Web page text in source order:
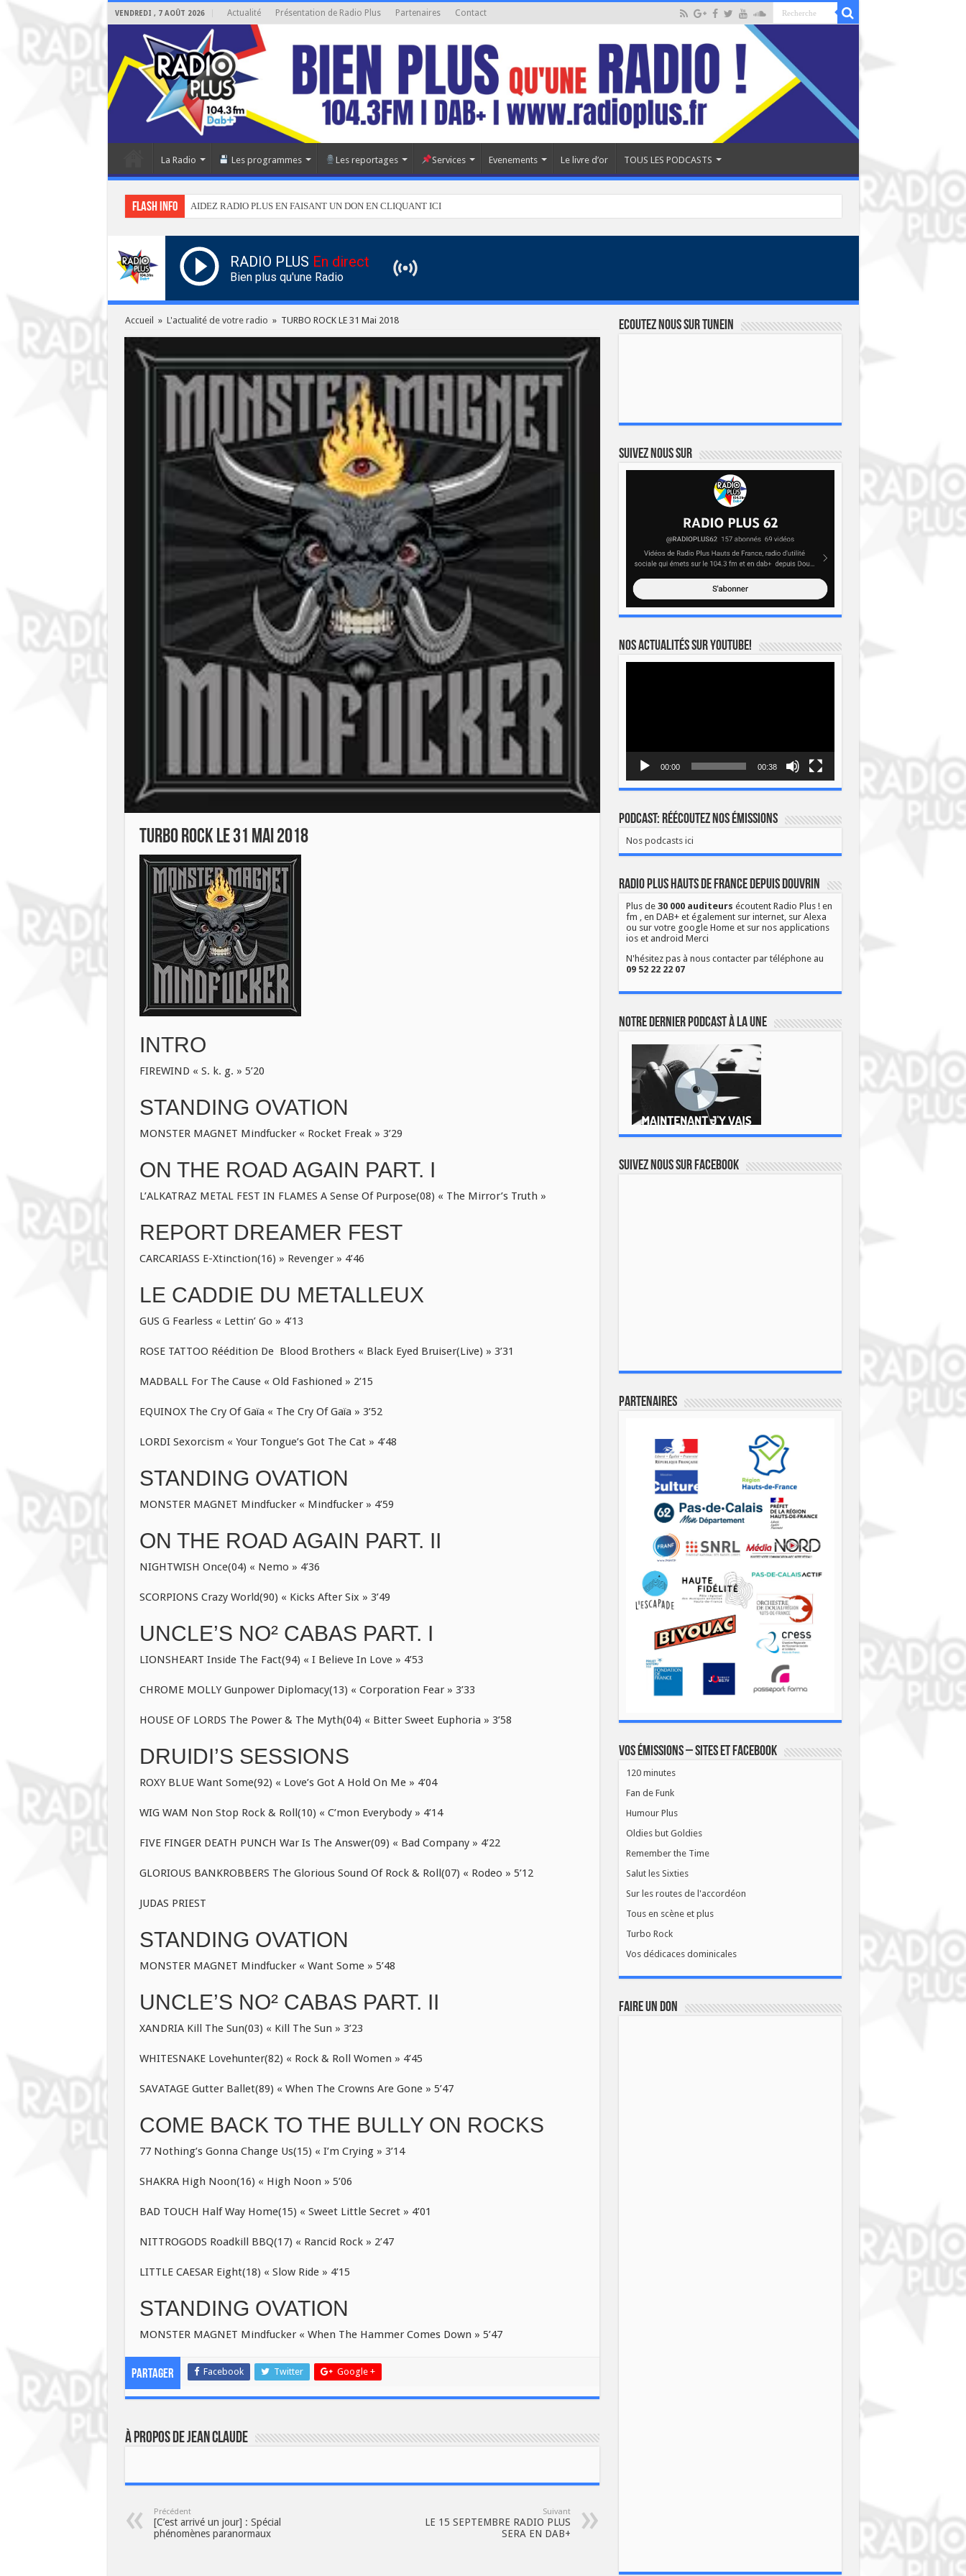
VENDREDI , 7 AOÛT 2026 Actualité Présentation de Radio Plus Partenaires Contact
La Radio Les programmes Les reportages Services Evenements Le livre d’or TOUS LES PODCASTS
Flash info AIDEZ RADIO PLUS EN FAISANT UN DON EN CLIQUANT ICI
RADIO PLUS En direct
Bien plus qu'une Radio
Accueil » L'actualité de votre radio » TURBO ROCK LE 31 Mai 2018
TURBO ROCK LE 31 Mai 2018
INTRO
FIREWIND « S. k. g. » 5’20
STANDING OVATION
MONSTER MAGNET Mindfucker « Rocket Freak » 3’29
ON THE ROAD AGAIN PART. I
L’ALKATRAZ METAL FEST IN FLAMES A Sense Of Purpose(08) « The Mirror’s Truth »
REPORT DREAMER FEST
CARCARIASS E-Xtinction(16) » Revenger » 4’46
LE CADDIE DU METALLEUX
GUS G Fearless « Lettin’ Go » 4’13
ROSE TATTOO Réédition De Blood Brothers « Black Eyed Bruiser(Live) » 3’31
MADBALL For The Cause « Old Fashioned » 2’15
EQUINOX The Cry Of Gaïa « The Cry Of Gaïa » 3’52
LORDI Sexorcism « Your Tongue’s Got The Cat » 4’48
STANDING OVATION
MONSTER MAGNET Mindfucker « Mindfucker » 4’59
ON THE ROAD AGAIN PART. II
NIGHTWISH Once(04) « Nemo » 4’36
SCORPIONS Crazy World(90) « Kicks After Six » 3’49
UNCLE’S NO² CABAS PART. I
LIONSHEART Inside The Fact(94) « I Believe In Love » 4’53
CHROME MOLLY Gunpower Diplomacy(13) « Corporation Fear » 3’33
HOUSE OF LORDS The Power & The Myth(04) « Bitter Sweet Euphoria » 3’58
DRUIDI’S SESSIONS
ROXY BLUE Want Some(92) « Love’s Got A Hold On Me » 4’04
WIG WAM Non Stop Rock & Roll(10) « C’mon Everybody » 4’14
FIVE FINGER DEATH PUNCH War Is The Answer(09) « Bad Company » 4’22
GLORIOUS BANKROBBERS The Glorious Sound Of Rock & Roll(07) « Rodeo » 5’12
JUDAS PRIEST
STANDING OVATION
MONSTER MAGNET Mindfucker « Want Some » 5’48
UNCLE’S NO² CABAS PART. II
XANDRIA Kill The Sun(03) « Kill The Sun » 3’23
WHITESNAKE Lovehunter(82) « Rock & Roll Women » 4’45
SAVATAGE Gutter Ballet(89) « When The Crowns Are Gone » 5’47
COME BACK TO THE BULLY ON ROCKS
77 Nothing’s Gonna Change Us(15) « I’m Crying » 3’14
SHAKRA High Noon(16) « High Noon » 5’06
BAD TOUCH Half Way Home(15) « Sweet Little Secret » 4’01
NITTROGODS Roadkill BBQ(17) « Rancid Rock » 2’47
LITTLE CAESAR Eight(18) « Slow Ride » 4’15
STANDING OVATION
MONSTER MAGNET Mindfucker « When The Hammer Comes Down » 5’47
Partager Facebook Twitter Google +
À propos de JEAN CLAUDE
Précédent
[C’est arrivé un jour] : Spécial
phénomènes paranormaux
Suivant
LE 15 SEPTEMBRE RADIO PLUS
SERA EN DAB+
Ecoutez nous sur TuneIn
Suivez nous sur
Nos actualités sur YOUTUBE!
00:00 00:38
Podcast: Réécoutez nos émissions
Nos podcasts ici
Radio Plus Hauts de France depuis Douvrin
Plus de 30 000 auditeurs écoutent Radio Plus ! en
fm , en DAB+ et également sur internet, sur Alexa
ou sur votre google Home et sur nos applications
ios et android Merci
N'hésitez pas à nous contacter par téléphone au
09 52 22 22 07
Notre dernier podcast à la une
Suivez nous sur Facebook
Partenaires
Vos émissions – Sites et Facebook
120 minutes
Fan de Funk
Humour Plus
Oldies but Goldies
Remember the Time
Salut les Sixties
Sur les routes de l'accordéon
Tous en scène et plus
Turbo Rock
Vos dédicaces dominicales
FAIRE UN DON